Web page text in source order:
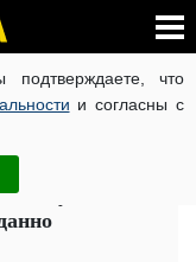
подтверждаете, что
и согласны с
КОРОНАВИРУС В
УКРАЇНСЬКОЮ
не